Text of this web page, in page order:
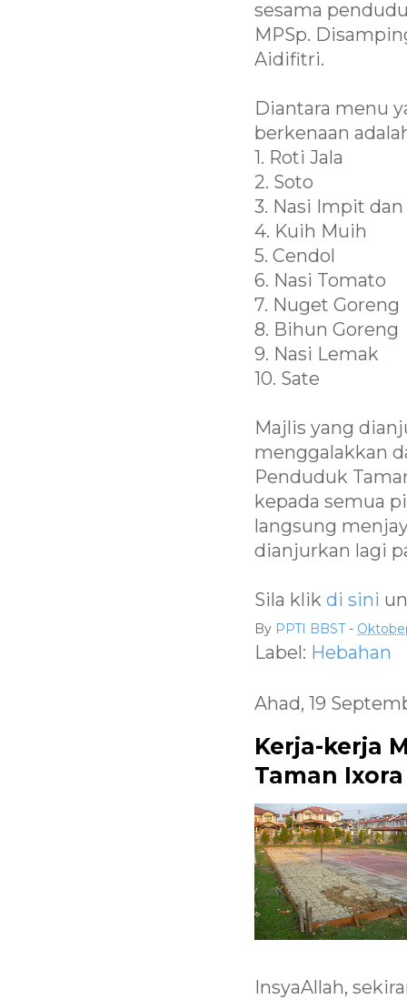
sesama
MPSp.
Aidifitri.
Diantara menu
berkenaan
1. Roti Jala
2. Soto
3. Nasi Impit
4. Kuih Muih
5. Cendol
6. Nasi Tomato
7. Nuget Goreng
8. Bihun Goreng
9. Nasi Lemak
10. Sate
Majlis yang
menggalakkan
Penduduk
kepada semua
langsung
dianjurkan lagi
Sila klik di sini
By PPTI BBST -
Label: Hebahan
Ahad, 19
Kerja-kerja
Taman Ixora
InsyaAllah,